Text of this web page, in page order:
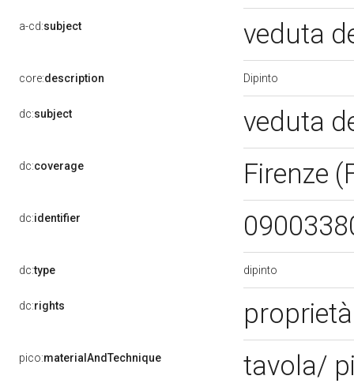
a-cd:subject veduta
core:description Dipinto
dc:subject veduta
dc:coverage Firenze
dc:identifier
dc:type dipinto
dc:rights
pico:materialAndTechnique tavola/